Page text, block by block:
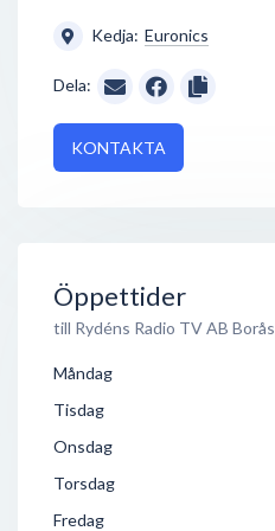
Kedja: Euronics
Dela:
KONTAKTA
Öppettider
till Rydéns Radio TV AB Borås
Måndag
Tisdag
Onsdag
Torsdag
Fredag